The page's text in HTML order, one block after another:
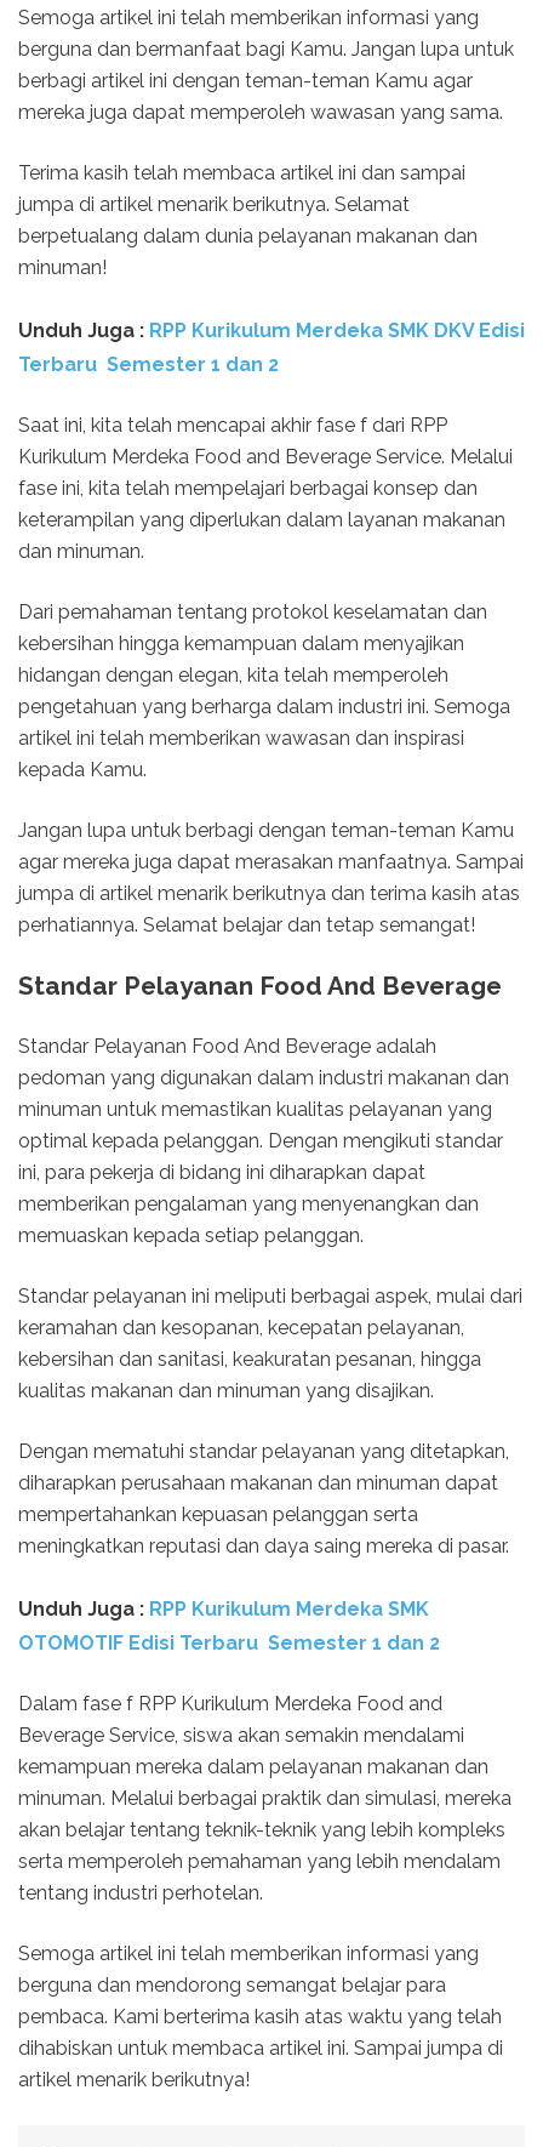
Semoga artikel ini telah memberikan informasi yang
berguna dan bermanfaat bagi Kamu. Jangan lupa untuk
berbagi artikel ini dengan teman-teman Kamu agar
mereka juga dapat memperoleh wawasan yang sama.
Terima kasih telah membaca artikel ini dan sampai
jumpa di artikel menarik berikutnya. Selamat
berpetualang dalam dunia pelayanan makanan dan
minuman!
Unduh Juga : RPP Kurikulum Merdeka SMK DKV Edisi
Terbaru Semester 1 dan 2
Saat ini, kita telah mencapai akhir fase f dari RPP
Kurikulum Merdeka Food and Beverage Service. Melalui
fase ini, kita telah mempelajari berbagai konsep dan
keterampilan yang diperlukan dalam layanan makanan
dan minuman.
Dari pemahaman tentang protokol keselamatan dan
kebersihan hingga kemampuan dalam menyajikan
hidangan dengan elegan, kita telah memperoleh
pengetahuan yang berharga dalam industri ini. Semoga
artikel ini telah memberikan wawasan dan inspirasi
kepada Kamu.
Jangan lupa untuk berbagi dengan teman-teman Kamu
agar mereka juga dapat merasakan manfaatnya. Sampai
jumpa di artikel menarik berikutnya dan terima kasih atas
perhatiannya. Selamat belajar dan tetap semangat!
Standar Pelayanan Food And Beverage
Standar Pelayanan Food And Beverage adalah
pedoman yang digunakan dalam industri makanan dan
minuman untuk memastikan kualitas pelayanan yang
optimal kepada pelanggan. Dengan mengikuti standar
ini, para pekerja di bidang ini diharapkan dapat
memberikan pengalaman yang menyenangkan dan
memuaskan kepada setiap pelanggan.
Standar pelayanan ini meliputi berbagai aspek, mulai dari
keramahan dan kesopanan, kecepatan pelayanan,
kebersihan dan sanitasi, keakuratan pesanan, hingga
kualitas makanan dan minuman yang disajikan.
Dengan mematuhi standar pelayanan yang ditetapkan,
diharapkan perusahaan makanan dan minuman dapat
mempertahankan kepuasan pelanggan serta
meningkatkan reputasi dan daya saing mereka di pasar.
Unduh Juga : RPP Kurikulum Merdeka SMK
OTOMOTIF Edisi Terbaru Semester 1 dan 2
Dalam fase f RPP Kurikulum Merdeka Food and
Beverage Service, siswa akan semakin mendalami
kemampuan mereka dalam pelayanan makanan dan
minuman. Melalui berbagai praktik dan simulasi, mereka
akan belajar tentang teknik-teknik yang lebih kompleks
serta memperoleh pemahaman yang lebih mendalam
tentang industri perhotelan.
Semoga artikel ini telah memberikan informasi yang
berguna dan mendorong semangat belajar para
pembaca. Kami berterima kasih atas waktu yang telah
dihabiskan untuk membaca artikel ini. Sampai jumpa di
artikel menarik berikutnya!